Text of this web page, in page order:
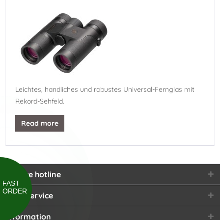
FAST
ORDER
Leichtes, handliches und robustes Universal-Fernglas mit
Rekord-Sehfeld.
Read more
Service hotline
Shop service
Information